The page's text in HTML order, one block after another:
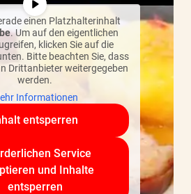
einen Platzhalterinhalt
. Um auf den eigentlichen
klicken Sie auf die
Bitte beachten Sie, dass
Drittanbieter weitergegeben
werden.
Informationen
entsperren
Service
und Inhalte
entsperren